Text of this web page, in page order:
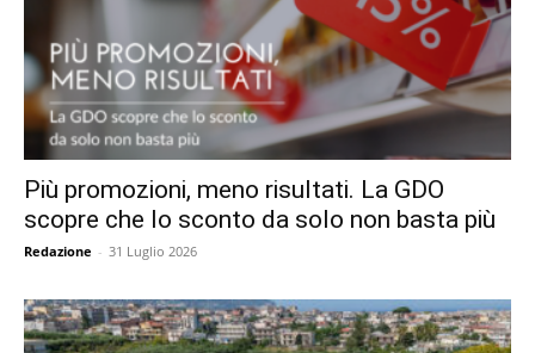
Più promozioni, meno risultati. La GDO
scopre che lo sconto da solo non basta più
Redazione - 31 Luglio 2026